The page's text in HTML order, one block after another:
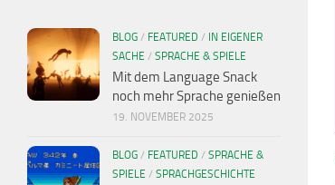
BLOG / FEATURED / IN EIGENER
SACHE / SPRACHE & SPIELE
Mit dem Language Snack
noch mehr Sprache genießen
19. NOVEMBER 2025
BLOG / FEATURED / SPRACHE &
SPIELE / SPRACHGESCHICHTE